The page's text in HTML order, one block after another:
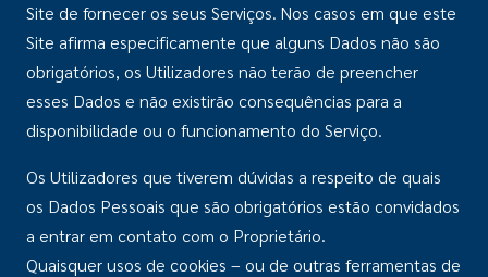
Site de fornecer os seus Serviços. Nos casos em que este
Site afirma especificamente que alguns Dados não são
obrigatórios, os Utilizadores não terão de preencher
esses Dados e não existirão consequências para a
disponibilidade ou o funcionamento do Serviço.
Os Utilizadores que tiverem dúvidas a respeito de quais
os Dados Pessoais que são obrigatórios estão convidados
a entrar em contato com o Proprietário.
Quaisquer usos de cookies – ou de outras ferramentas de